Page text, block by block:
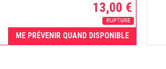
13,00 €
RUPTURE
ME PRÉVENIR QUAND DISPONIBLE